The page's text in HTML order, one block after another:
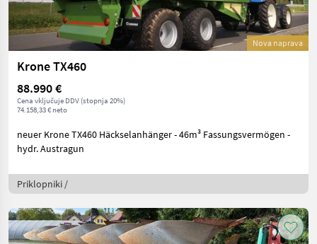
Nova naprava
Krone TX460
88.990 €
Cena vključuje DDV (stopnja 20%)
74.158,33 € neto
neuer Krone TX460 Häckselanhänger - 46m³ Fassungsvermögen -
hydr. Austragun
Priklopniki /